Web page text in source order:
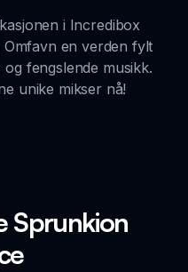
i Incredibox
en verden fylt
fengslende musikk.
unike mikser nå!
Sprunkion